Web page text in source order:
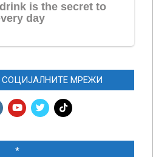
СОЦИЈАЛНИТЕ МРЕЖИ
*